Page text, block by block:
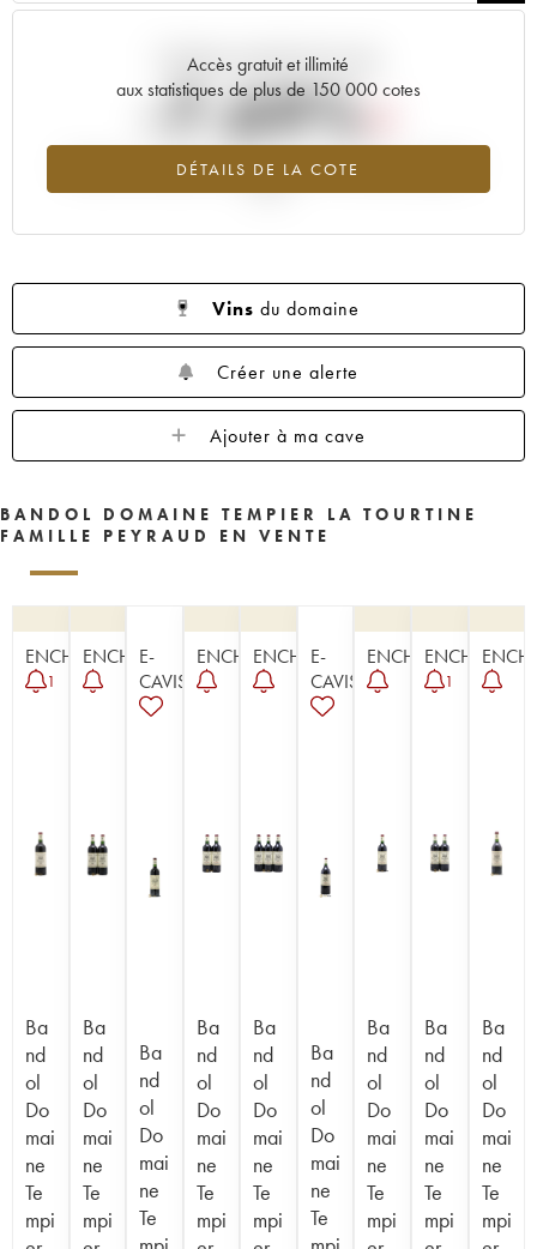
Accès gratuit et illimité
aux statistiques de plus de 150 000 cotes
DÉTAILS DE LA COTE
Tendance actuelle de la cote
-7.69%
Tendance à la baisse du millésime 1997 en 2026 par rapport à
Vins du domaine
Créer une alerte
Ajouter à ma cave
BANDOL DOMAINE TEMPIER LA TOURTINE
FAMILLE PEYRAUD EN VENTE
ENCHÈRE
1
Ba
nd
ol
Do
mai
ne
Te
mpi
ENCHÈRE
Ba
nd
ol
Do
mai
ne
Te
mpi
E-
CAVISTE
Ba
nd
ol
Do
mai
ne
Te
ENCHÈRE
Ba
nd
ol
Do
mai
ne
Te
mpi
ENCHÈRE
Ba
nd
ol
Do
mai
ne
Te
mpi
E-
CAVISTE
Ba
nd
ol
Do
mai
ne
Te
ENCHÈRE
Ba
nd
ol
Do
mai
ne
Te
mpi
ENCHÈRE
1
Ba
nd
ol
Do
mai
ne
Te
mpi
Ba
nd
ol
Do
mai
ne
Te
mpi